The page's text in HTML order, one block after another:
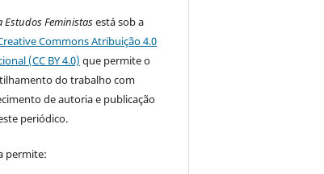
Estudos Feministasestá sob a
Commons Atribuição 4.0
(CC BY 4.0) que permite o
do trabalho com
de autoria e publicação
periódico.
permite: